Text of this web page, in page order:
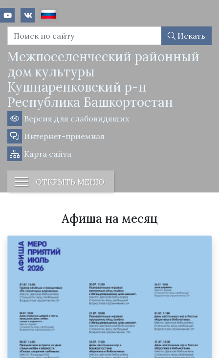
Искать
Межпоселенческий районный
дом культуры
Кушнаренковский р-н
Республика Башкортостан
Версия для слабовидящих
Интернет-приемная
Карта сайта
ОТКРЫТЬ МЕНЮ
Афиша на месяц